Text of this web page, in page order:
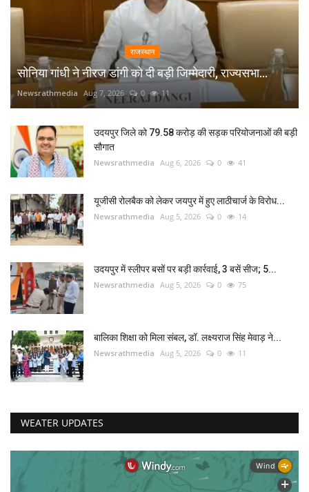
राजस्थान
सोनिया गांधी ने नीरज डांगी को दी बड़ी जिम्मेदारी, राज्यसभा...
Newsrathmedia Aug 7, 2026 0 11
उदयपुर जिले को 79.58 करोड़ की सड़क परियोजनाओं की बड़ी
सौगात
Newsrathmedia Aug 6, 2026 0 41
यूजीसी रोलबैक को लेकर जयपुर में हुए लाठीचार्ज के विरोध...
Newsrathmedia Aug 5, 2026 0 14
उदयपुर में स्लीपर बसों पर बड़ी कार्रवाई, 3 बसें सीज; 5...
Newsrathmedia Aug 5, 2026 0 75
बालिका शिक्षा को मिला संबल, डॉ. लक्ष्यराज सिंह मेवाड़ ने...
Newsrathmedia Aug 5, 2026 0 11
WEATER UPDATES